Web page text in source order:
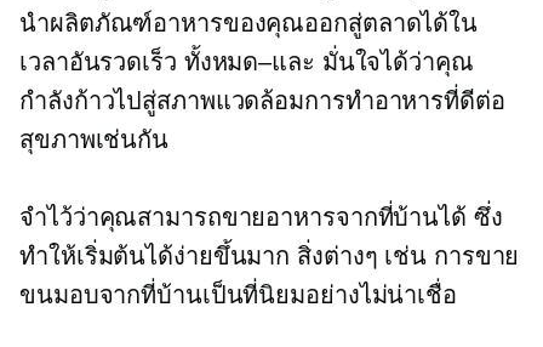
นำผลิตภัณฑ์อาหารของคุณออกสู่ตลาดได้ใน
เวลาอันรวดเร็ว ทั้งหมด–และ มั่นใจได้ว่าคุณ
กำลังก้าวไปสู่สภาพแวดล้อมการทำอาหารที่ดีต่อ
สุขภาพเช่นกัน
จำไว้ว่าคุณสามารถขายอาหารจากที่บ้านได้ ซึ่ง
ทำให้เริ่มต้นได้ง่ายขึ้นมาก สิ่งต่างๆ เช่น การขาย
ขนมอบจากที่บ้านเป็นที่นิยมอย่างไม่น่าเชื่อ